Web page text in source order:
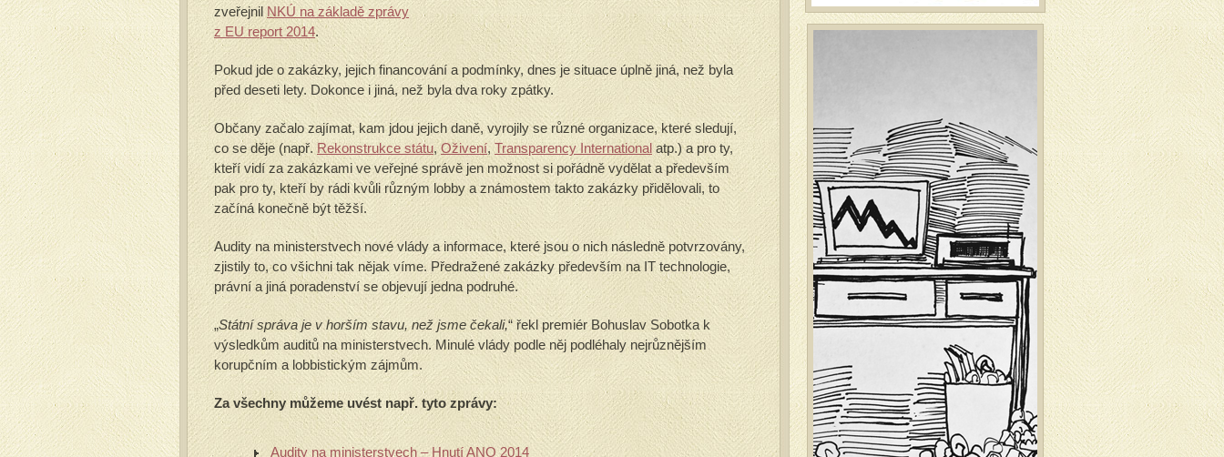
zveřejnil NKÚ na základě zprávy
z EU report 2014.
Pokud jde o zakázky, jejich financování a podmínky, dnes je situace úplně jiná, než byla
před deseti lety. Dokonce i jiná, než byla dva roky zpátky.
Občany začalo zajímat, kam jdou jejich daně, vyrojily se různé organizace, které sledují,
co se děje (např. Rekonstrukce státu,Oživení,Transparency International atp.) a pro ty,
kteří vidí za zakázkami ve veřejné správě jen možnost si pořádně vydělat a především
pak pro ty, kteří by rádi kvůli různým lobby a známostem takto zakázky přidělovali, to
začíná konečně být těžší.
Audity na ministerstvech nové vlády a informace, které jsou o nich následně potvrzovány,
zjistily to, co všichni tak nějak víme. Předražené zakázky především na IT technologie,
právní a jiná poradenství se objevují jedna podruhé.
„Státní správa je v horším stavu, než jsme čekali,“ řekl premiér Bohuslav Sobotka k
výsledkům auditů na ministerstvech. Minulé vlády podle něj podléhaly nejrůznějším
korupčním a lobbistickým zájmům.
Za všechny můžeme uvést např. tyto zprávy:
Audity na ministerstvech – Hnutí ANO 2014